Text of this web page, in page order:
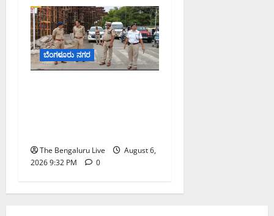
ಬೆಂಗಳೂರು ನಗರ
The Bengaluru Live
August 6,
2026 9:32 PM
0